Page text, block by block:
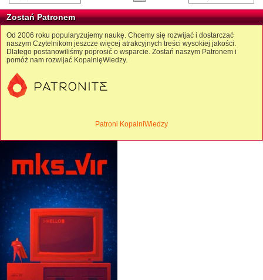
Zostań Patronem
Od 2006 roku popularyzujemy naukę. Chcemy się rozwijać i dostarczać
naszym Czytelnikom jeszcze więcej atrakcyjnych treści wysokiej jakości.
Dlatego postanowiliśmy poprosić o wsparcie. Zostań naszym Patronem i
pomóż nam rozwijać KopalnięWiedzy.
Patroni KopalniWiedzy